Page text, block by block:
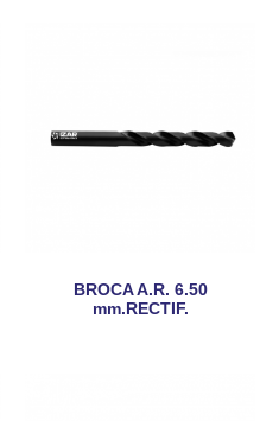
BROCA A.R. 6.50
mm.RECTIF.